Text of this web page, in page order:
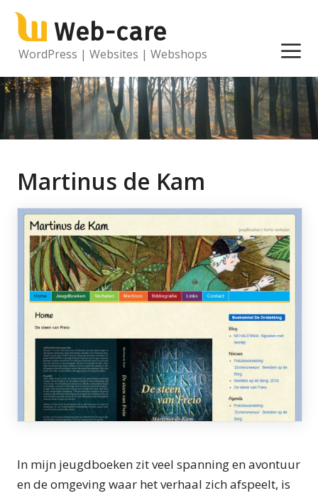
Ga
naar
Web-care
WordPress | Websites | Webshops
Martinus de Kam
In mijn jeugdboeken zit veel spanning en avontuur
en de omgeving waar het verhaal zich afspeelt, is